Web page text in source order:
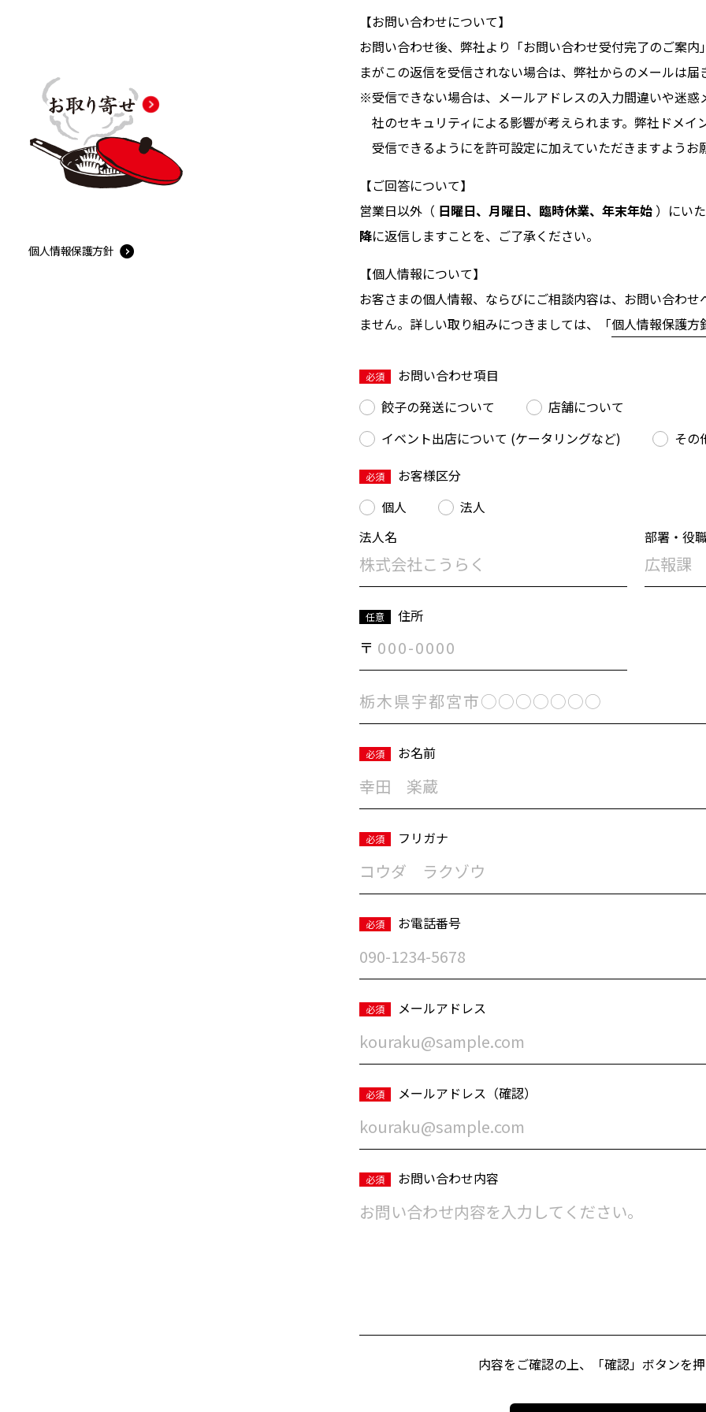
個人情報保護方針
【お問い合わせについて】
お問い合わせ後、弊社より「お問い合わせ受付完了のご案
まがこの返信を受信されない場合は、弊社からのメールは届
※受信できない場合は、メールアドレスの入力間違いや迷
社のセキュリティによる影響が考えられます。弊社ドメ
受信できるようにを許可設定に加えていただきますようお
【ご回答について】
営業日以外（ 日曜日、月曜日、臨時休業、年末年始 ）にい
降に返信しますことを、ご了承ください。
【個人情報について】
お客さまの個人情報、ならびにご相談内容は、お問い合わ
ません。詳しい取り組みにつきましては、「個人情報保護方
必須
お問い合わせ項目
餃子の発送について
店舗について
イベント出店について (ケータリングなど)
その
必須
お客様区分
個人
法人
法人名
部署・役
任意 住所
〒
必須 お名前
必須 フリガナ
必須 お電話番号
必須 メールアドレス
必須 メールアドレス（確認）
必須 お問い合わせ内容
内容をご確認の上、「確認」ボタンを